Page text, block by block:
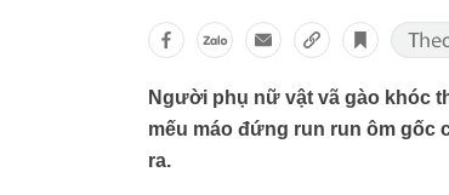
Người phụ nữ vật vã gào khóc
mếu máo đứng run run ôm
ra.